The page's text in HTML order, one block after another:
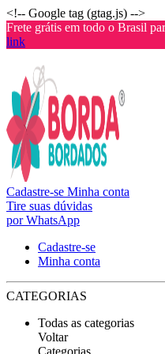
<!-- Google tag (gtag.js) -->
Frete grátis em todo o Brasil
link
Cadastre-se Minha conta
Tire suas dúvidas
por WhatsApp
Cadastre-se
Minha conta
CATEGORIAS
Todas as categorias
Voltar
Categorias